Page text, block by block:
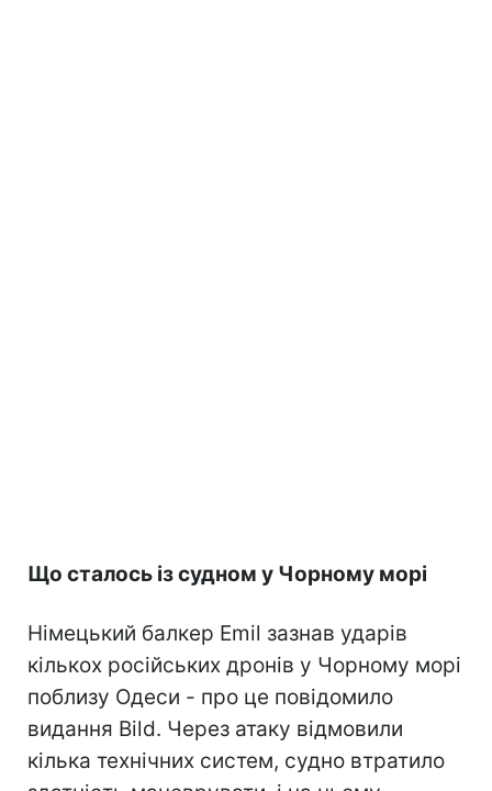
Що сталось із судном у Чорному морі
Німецький балкер Emil зазнав ударів
кількох російських дронів у Чорному морі
поблизу Одеси - про це повідомило
видання Bild. Через атаку відмовили
кілька технічних систем, судно втратило